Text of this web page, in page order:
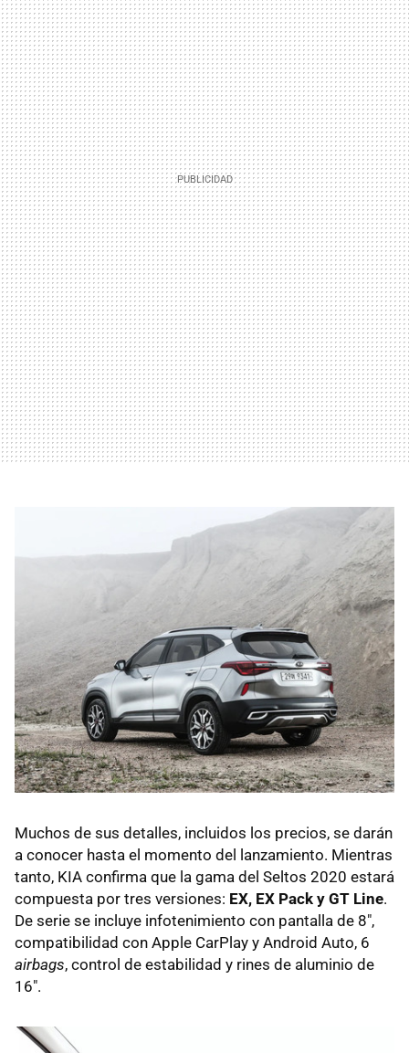
Muchos de sus detalles, incluidos los precios, se darán
a conocer hasta el momento del lanzamiento. Mientras
tanto, KIA confirma que la gama del Seltos 2020 estará
compuesta por tres versiones: EX, EX Pack y GT Line.
De serie se incluye infotenimiento con pantalla de 8",
compatibilidad con Apple CarPlay y Android Auto, 6
airbags, control de estabilidad y rines de aluminio de
16".